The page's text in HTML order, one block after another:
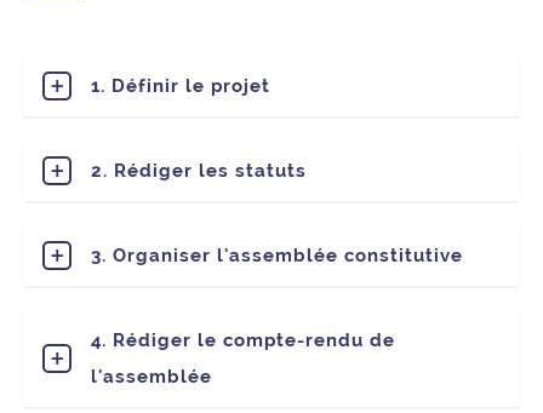
1. Définir le projet
2. Rédiger les statuts
3. Organiser l'assemblée constitutive
4. Rédiger le compte-rendu de
l'assemblée